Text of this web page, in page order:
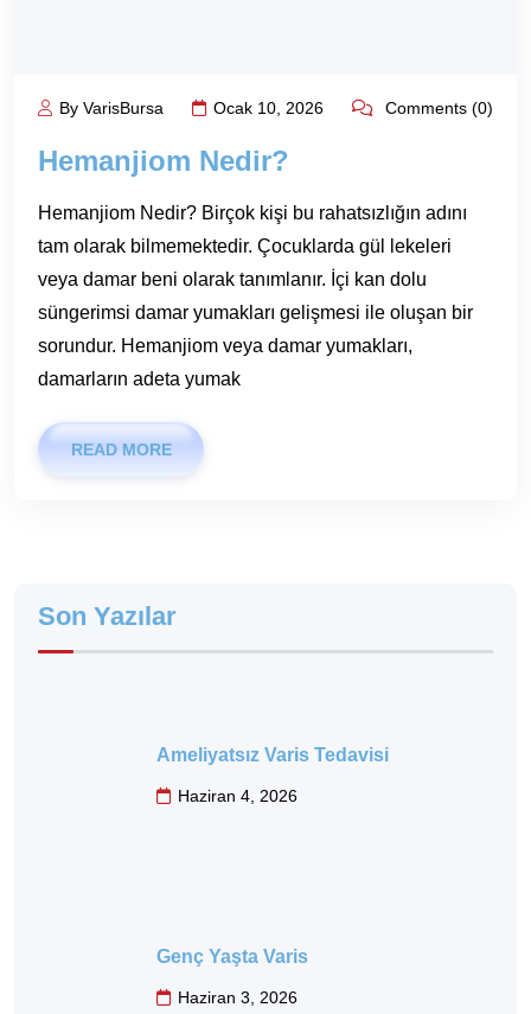
By VarisBursa Ocak 10, 2026 Comments (0)
Hemanjiom Nedir?
Hemanjiom Nedir? Birçok kişi bu rahatsızlığın adını
tam olarak bilmemektedir. Çocuklarda gül lekeleri
veya damar beni olarak tanımlanır. İçi kan dolu
süngerimsi damar yumakları gelişmesi ile oluşan bir
sorundur. Hemanjiom veya damar yumakları,
damarların adeta yumak
READ MORE
Son Yazılar
Ameliyatsız Varis Tedavisi
Haziran 4, 2026
Genç Yaşta Varis
Haziran 3, 2026